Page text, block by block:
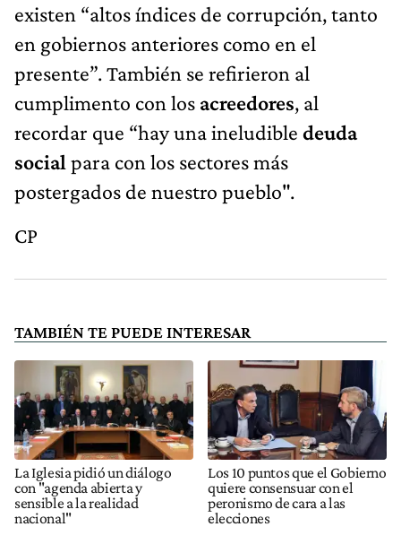
existen “altos índices de corrupción, tanto
en gobiernos anteriores como en el
presente”. También se refirieron al
cumplimento con los acreedores, al
recordar que “hay una ineludible deuda
social para con los sectores más
postergados de nuestro pueblo".
CP
TAMBIÉN TE PUEDE INTERESAR
La Iglesia pidió un diálogo
con "agenda abierta y
sensible a la realidad
nacional"
Los 10 puntos que el Gobierno
quiere consensuar con el
peronismo de cara a las
elecciones